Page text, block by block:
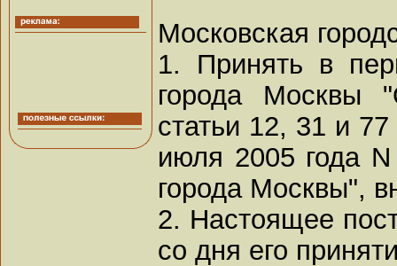
Московская
1. Принять в
города Москвы
статьи 12, 31 и
июля 2005 года
города Москвы",
2. Настоящее
со дня его